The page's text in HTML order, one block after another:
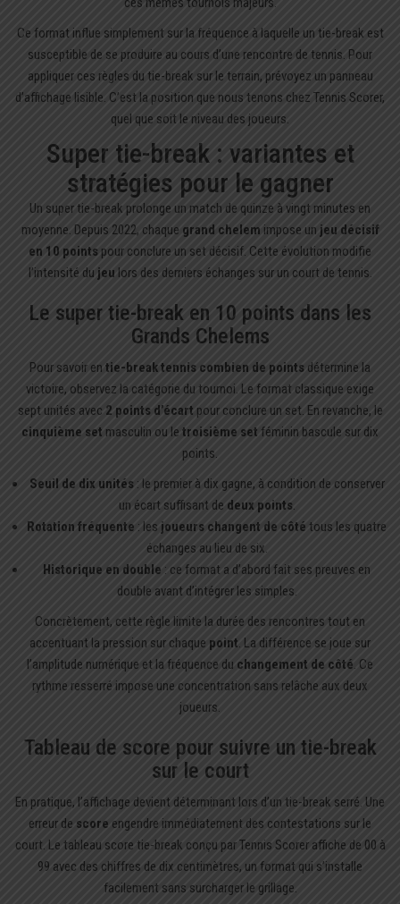
Ce format influe simplement sur la fréquence à laquelle un tie-break est
susceptible de se produire au cours d’une rencontre de tennis. Pour
appliquer ces règles du tie-break sur le terrain, prévoyez un panneau
d’affichage lisible. C’est la position que nous tenons chez Tennis Scorer,
quel que soit le niveau des joueurs.
Super tie-break : variantes et
stratégies pour le gagner
Un super tie-break prolonge un match de quinze à vingt minutes en
moyenne. Depuis 2022, chaque grand chelem impose un jeu décisif
en 10 points pour conclure un set décisif. Cette évolution modifie
l’intensité du jeu lors des derniers échanges sur un court de tennis.
Le super tie-break en 10 points dans les
Grands Chelems
Pour savoir en tie-break tennis combien de points détermine la
victoire, observez la catégorie du tournoi. Le format classique exige
sept unités avec 2 points d’écart pour conclure un set. En revanche, le
cinquième set masculin ou le troisième set féminin bascule sur dix
points.
Seuil de dix unités: le premier à dix gagne, à condition de conserver
un écart suffisant de deux points.
Rotation fréquente : les joueurs changent de côté tous les quatre
échanges au lieu de six.
Historique en double : ce format a d’abord fait ses preuves en
double avant d’intégrer les simples.
Concrètement, cette règle limite la durée des rencontres tout en
accentuant la pression sur chaque point. La différence se joue sur
l’amplitude numérique et la fréquence du changement de côté. Ce
rythme resserré impose une concentration sans relâche aux deux
joueurs.
Tableau de score pour suivre un tie-break
sur le court
En pratique, l’affichage devient déterminant lors d’un tie-break serré. Une
erreur de score engendre immédiatement des contestations sur le
court. Le tableau score tie-break conçu par Tennis Scorer affiche de 00 à
99 avec des chiffres de dix centimètres, un format qui s’installe
facilement sans surcharger le grillage.